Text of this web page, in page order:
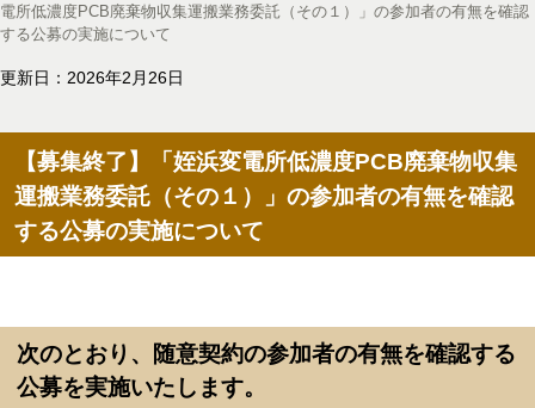
電所低濃度PCB廃棄物収集運搬業務委託（その１）」の参加者の有無を確認
する公募の実施について
更新日：2026年2月26日
【募集終了】「姪浜変電所低濃度PCB廃棄物収集
運搬業務委託（その１）」の参加者の有無を確認
する公募の実施について
次のとおり、随意契約の参加者の有無を確認する
公募を実施いたします。